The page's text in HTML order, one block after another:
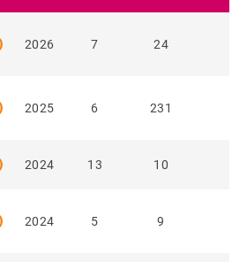
2026 7 24
2025 6 231
2024 13 10
2024 5 9